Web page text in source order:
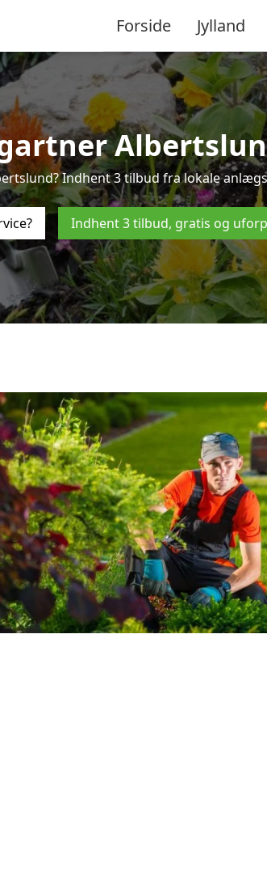
Forside Jylland
Indhent 3 tilbud fra lokale
Indhent 3 tilbud, gratis og